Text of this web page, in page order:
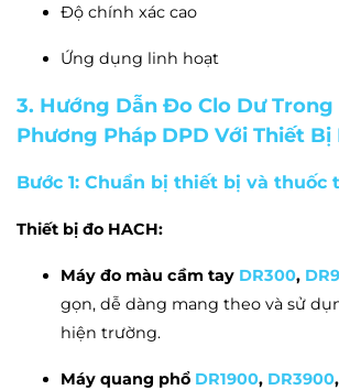
Độ chính xác cao
Ứng dụng linh hoạt
3. Hướng Dẫn Đo Clo Dư
Phương Pháp DPD Với Thiết Bị
Bước 1: Chuẩn bị thiết bị và thuốc
Thiết bị đo HACH:
Máy đo màu cầm tay DR300,
gọn, dễ dàng mang theo và sử
hiện trường.
Máy quang phổ DR1900, DR3900,